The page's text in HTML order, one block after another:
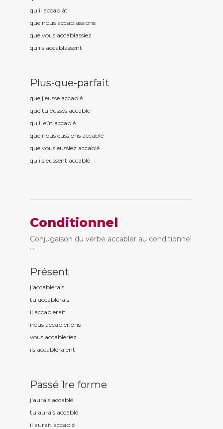
qu'il accablât
que nous accablassions
que vous accablassiez
qu'ils accablassent
Plus-que-parfait
que j'eusse accablé
que tu eusses accablé
qu'il eût accablé
que nous eussions accablé
que vous eussiez accablé
qu'ils eussent accablé
Conditionnel
Conjugaison du verbe accabler au conditionnel
...
Présent
j'accablerais
tu accablerais
il accablerait
nous accablerions
vous accableriez
ils accableraient
Passé 1re forme
j'aurais accablé
tu aurais accablé
il aurait accablé